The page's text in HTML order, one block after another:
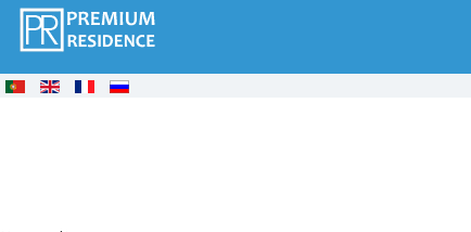
© FreeJoomla! 3 Modules